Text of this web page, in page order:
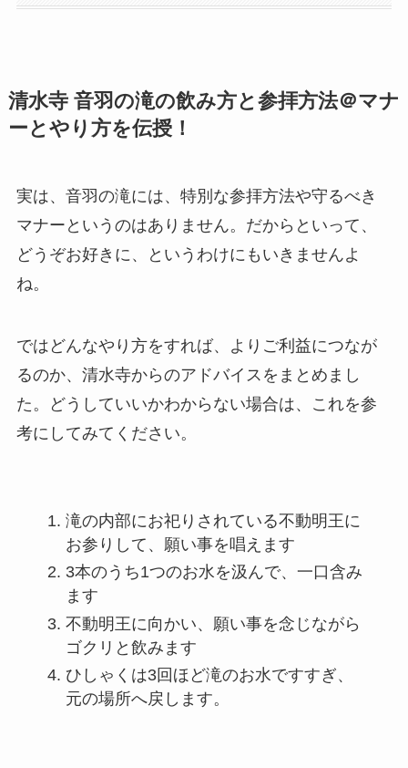
清水寺 音羽の滝の飲み方と参拝方法＠マナ
ーとやり方を伝授！
実は、音羽の滝には、特別な参拝方法や守るべき
マナーというのはありません。だからといって、
どうぞお好きに、というわけにもいきませんよ
ね。
ではどんなやり方をすれば、よりご利益につなが
るのか、清水寺からのアドバイスをまとめまし
た。どうしていいかわからない場合は、これを参
考にしてみてください。
滝の内部にお祀りされている不動明王に
お参りして、願い事を唱えます
3本のうち1つのお水を汲んで、一口含み
ます
不動明王に向かい、願い事を念じながら
ゴクリと飲みます
ひしゃくは3回ほど滝のお水ですすぎ、
元の場所へ戻します。